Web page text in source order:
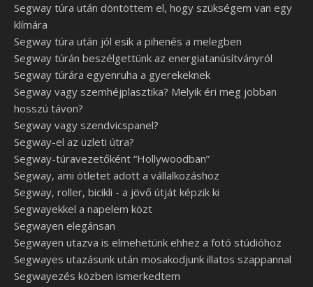
Segway túra után döntöttem el, hogy szükségem van egy
klímára
Segway túra után jól esik a pihenés a melegben
Segway túrán beszélgettünk az energiatanúsítványról
Segway túrára egyenruha a gyerekeknek
Segway vagy szemhéjplasztika? Melyik éri meg jobban
hosszú távon?
Segway vagy szendvicspanel?
Segway-el az üzleti útra?
Segway-túravezetőként “Hollywoodban”
Segway, ami ötletet adott a vállalkozáshoz
Segway, roller, bicikli - a jövő útját képzik ki
Segwayekkel a napelem közt
Segwayen elegánsan
Segwayen utazva is elmehetünk ehhez a fotó stúdióhoz
Segwayes utazásunk után mosakodjunk illatos szappannal
Segwayezés közben ismerkedtem